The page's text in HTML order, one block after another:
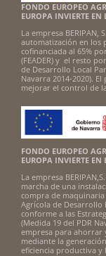
FONDO EUROPEO
EUROPA INVIERTE EN
La empresa
automatización en los
cofinanciada al 65%
(FEADER) y el resto
de Desarrollo Local
Navarra 2014-2020).
mejorar el control de
FONDO EUROPEO
EUROPA INVIERTE EN
La empresa
marcha de una
compra de
Agrícola de Desarrollo
conforme a las
(Medida 19 del PDR
empresa para ahorrar
mediante la
eficiencia productiva